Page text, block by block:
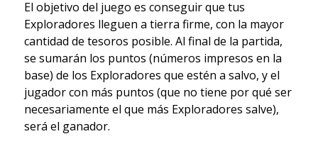
El objetivo del juego es conseguir que tus
Exploradores lleguen a tierra firme, con la mayor
cantidad de tesoros posible. Al final de la partida,
se sumarán los puntos (números impresos en la
base) de los Exploradores que estén a salvo, y el
jugador con más puntos (que no tiene por qué ser
necesariamente el que más Exploradores salve),
será el ganador.